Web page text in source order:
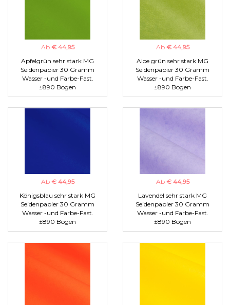
Ab € 44,95
Apfelgrün sehr stark MG
Seidenpapier 30 Gramm
Wasser -und Farbe-Fast.
±890 Bogen
Ab € 44,95
Aloe grün sehr stark MG
Seidenpapier 30 Gramm
Wasser -und Farbe-Fast.
±890 Bogen
Ab € 44,95
Königsblau sehr stark MG
Seidenpapier 30 Gramm
Wasser -und Farbe-Fast.
±890 Bogen
Ab € 44,95
Lavendel sehr stark MG
Seidenpapier 30 Gramm
Wasser -und Farbe-Fast.
±890 Bogen